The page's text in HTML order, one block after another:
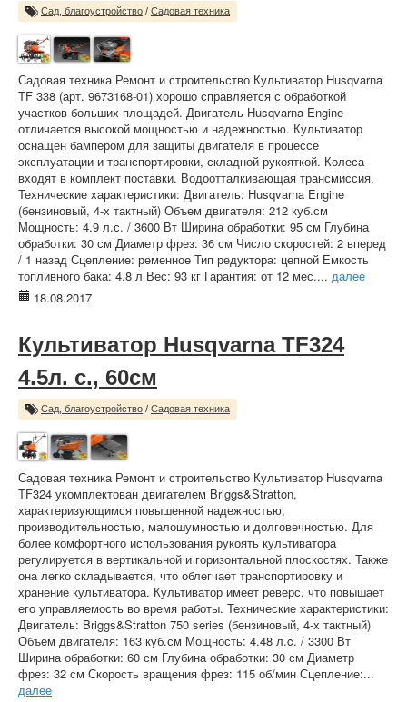
Сад, благоустройство / Садовая техника
Садовая техника Ремонт и строительство Культиватор Husqvarna
TF 338 (арт. 9673168-01) хорошо справляется с обработкой
участков больших площадей. Двигатель Husqvarna Engine
отличается высокой мощностью и надежностью. Культиватор
оснащен бампером для защиты двигателя в процессе
эксплуатации и транспортировки, складной рукояткой. Колеса
входят в комплект поставки. Водоотталкивающая трансмиссия.
Технические характеристики: Двигатель: Husqvarna Engine
(бензиновый, 4-х тактный) Объем двигателя: 212 куб.см
Мощность: 4.9 л.с. / 3600 Вт Ширина обработки: 95 см Глубина
обработки: 30 см Диаметр фрез: 36 см Число скоростей: 2 вперед
/ 1 назад Сцепление: ременное Тип редуктора: цепной Емкость
топливного бака: 4.8 л Вес: 93 кг Гарантия: от 12 мес.... далее
18.08.2017
Культиватор Husqvarna TF324
4.5л. с., 60см
Сад, благоустройство / Садовая техника
Садовая техника Ремонт и строительство Культиватор Husqvarna
TF324 укомплектован двигателем Briggs&Stratton,
характеризующимся повышенной надежностью,
производительностью, малошумностью и долговечностью. Для
более комфортного использования рукоять культиватора
регулируется в вертикальной и горизонтальной плоскостях. Также
она легко складывается, что облегчает транспортировку и
хранение культиватора. Культиватор имеет реверс, что повышает
его управляемость во время работы. Технические характеристики:
Двигатель: Briggs&Stratton 750 series (бензиновый, 4-х тактный)
Объем двигателя: 163 куб.см Мощность: 4.48 л.c. / 3300 Вт
Ширина обработки: 60 см Глубина обработки: 30 см Диаметр
фрез: 32 см Скорость вращения фрез: 115 об/мин Сцепление:...
далее